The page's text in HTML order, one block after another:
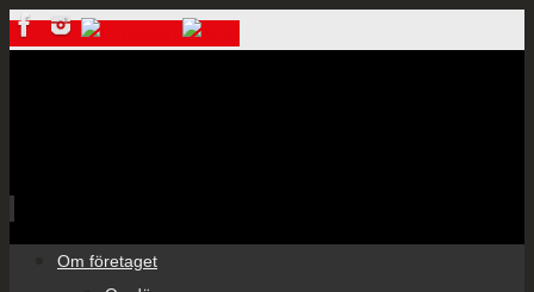
Om företaget